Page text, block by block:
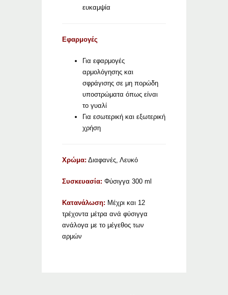
ευκαμψία
Εφαρμογές
Για εφαρμογές
αρμολόγησης και
σφράγισης σε μη πορώδη
υποστρώματα όπως είναι
το γυαλί
Για εσωτερική και εξωτερική
χρήση
Χρώμα: Διαφανές, Λευκό
Συσκευασία: Φύσιγγα 300 ml
Κατανάλωση: Μέχρι και 12
τρέχοντα μέτρα ανά φύσιγγα
ανάλογα με το μέγεθος των
αρμών